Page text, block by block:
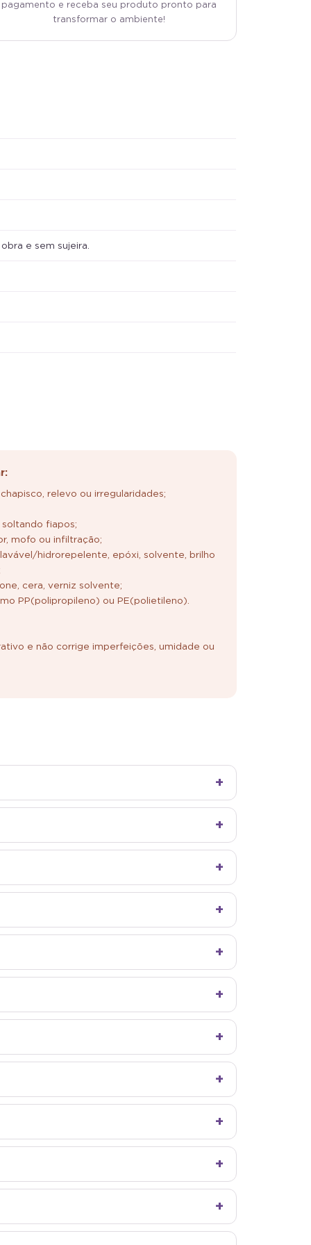
pagamento e receba seu produto pronto para
transformar o ambiente!
e sem sujeira.
relevo ou irregularidades;
soltando fiapos;
mofo ou infiltração;
hidrorepelente, epóxi, solvente, brilho
cera, verniz solvente;
PP(polipropileno) ou PE(polietileno).
e não corrige imperfeições, umidade ou